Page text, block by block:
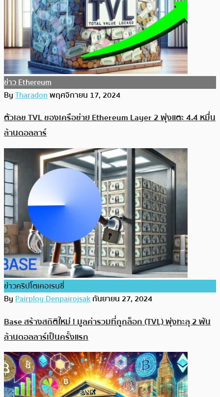
ข่าว Ethereum
ByTharadonพฤศจิกายน 17, 2024
ตัวเลข TVL ของเครือข่าย Ethereum Layer 2 พุ่งแตะ 4.4 หมื่น
ล้านดอลลาร์
ข่าวคริปโตเคอเรนซี่
ByPairploy Denpairojsakกันยายน 27, 2024
Base สร้างสถิติใหม่ ! มูลค่ารวมที่ถูกล็อก (TVL) พุ่งทะลุ 2 พัน
ล้านดอลลาร์เป็นครั้งแรก